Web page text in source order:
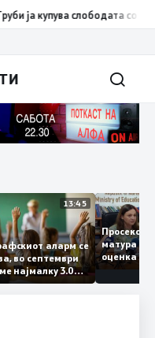
купува слободата со
13:45
аларм се
во септември
најмалку 3.000
помалку
матура
оценка